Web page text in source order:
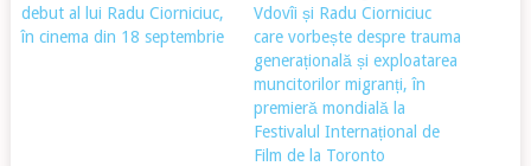
debut al lui Radu Ciorniciuc,
în cinema din 18 septembrie
Vdovîi și Radu Ciorniciuc
care vorbește despre trauma
generațională și exploatarea
muncitorilor migranți, în
premieră mondială la
Festivalul Internațional de
Film de la Toronto